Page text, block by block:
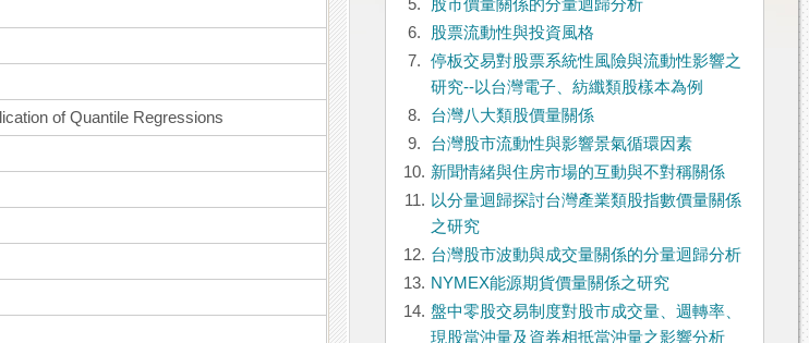
of Quantile Regressions
5.
股市價量關係的分量迴歸分析
6.
股票流動性與投資風格
7.
停板交易對股票系統性風險與流動性影響之
研究--以台灣電子、紡纖類股樣本為例
8.
台灣八大類股價量關係
9.
台灣股市流動性與影響景氣循環因素
10. 新聞情緒與住房市場的互動與不對稱關係
11. 以分量迴歸探討台灣產業類股指數價量關係
之研究
12. 台灣股市波動與成交量關係的分量迴歸分析
13. NYMEX能源期貨價量關係之研究
14. 盤中零股交易制度對股市成交量、週轉率、
現股當沖量及資券相抵當沖量之影響分析